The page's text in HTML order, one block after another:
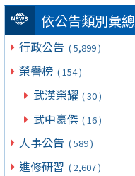
依公告類別彙總
行政公告 ( 5,899 )
榮譽榜 ( 154 )
武漢榮耀 ( 30 )
武中豪傑 ( 16 )
人事公告 ( 589 )
進修研習 ( 2,607 )